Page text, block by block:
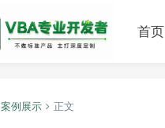
首页
案例展示 正文